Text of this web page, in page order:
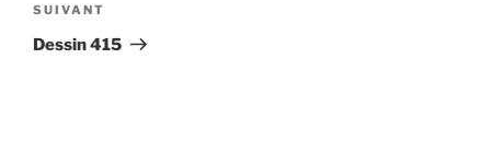
Article
suivant
SUIVANT
Dessin 415